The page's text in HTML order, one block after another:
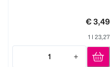
€ 3,49
1 l 23,27
1
Quantity: 1